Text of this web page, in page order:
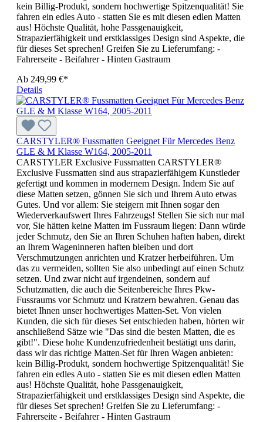
kein Billig-Produkt, sondern hochwertige Spitzenqualität! Sie
fahren ein edles Auto - statten Sie es mit diesen edlen Matten
aus! Höchste Qualität, hohe Passgenauigkeit,
Strapazierfähigkeit und erstklassiges Design sind Aspekte, die
für dieses Set sprechen! Greifen Sie zu Lieferumfang: -
Fahrerseite - Beifahrer - Hinten Gastraum
Ab 249,99 €*
Details
CARSTYLER® Fussmatten Geeignet Für Mercedes Benz
GLE & M Klasse W164, 2005-2011
CARSTYLER Exclusive Fussmatten CARSTYLER®
Exclusive Fussmatten sind aus strapazierfähigem Kunstleder
gefertigt und kommen in modernem Design. Indem Sie auf
diese Matten setzen, gönnen Sie sich und Ihrem Auto etwas
Gutes. Und vor allem: Sie steigern mit Ihnen sogar den
Wiederverkaufswert Ihres Fahrzeugs! Stellen Sie sich nur mal
vor, Sie hätten keine Matten im Fussraum liegen: Dann würde
jeder Schmutz, den Sie an Ihren Schuhen haften haben, direkt
an Ihrem Wageninneren haften bleiben und dort
Verschmutzungen anrichten und Kratzer herbeiführen. Um
das zu vermeiden, sollten Sie also unbedingt auf einen Schutz
setzen. Und zwar nicht auf irgendeinen, sondern auf
Schutzmatten, die auch die Seitenbereiche Ihres Pkw-
Fussraums vor Schmutz und Kratzern bewahren. Genau das
bietet Ihnen unser hochwertiges Matten-Set. Von vielen
Kunden, die sich für dieses Set entschieden haben, hörten wir
anschließend Sätze wie "Das sind die besten Matten, die es
gibt!". Diese hohe Kundenzufriedenheit bestätigt uns darin,
dass wir das richtige Matten-Set für Ihren Wagen anbieten:
kein Billig-Produkt, sondern hochwertige Spitzenqualität! Sie
fahren ein edles Auto - statten Sie es mit diesen edlen Matten
aus! Höchste Qualität, hohe Passgenauigkeit,
Strapazierfähigkeit und erstklassiges Design sind Aspekte, die
für dieses Set sprechen! Greifen Sie zu Lieferumfang: -
Fahrerseite - Beifahrer - Hinten Gastraum